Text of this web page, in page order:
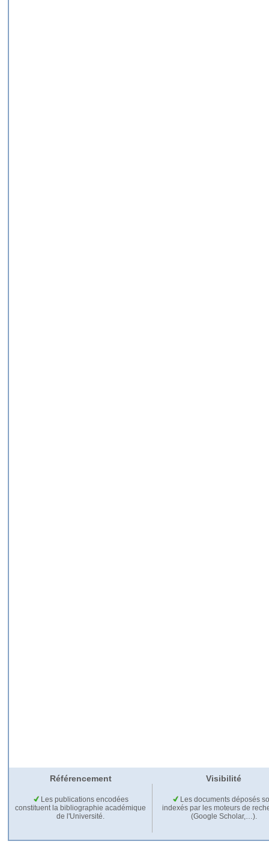
Référencement Visibilité
Les publications encodées
constituent la bibliographie académique
de l'Université.
Les documents déposés
indexés par les moteurs de
(Google Scholar,…).